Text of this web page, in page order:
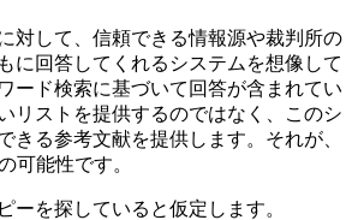
対して、信頼できる情報源や裁判所の
に回答してくれるシステムを想像して
ード検索に基づいて回答が含まれてい
リストを提供するのではなく、このシ
きる参考文献を提供します。それが、
可能性です。
ーを探していると仮定します。